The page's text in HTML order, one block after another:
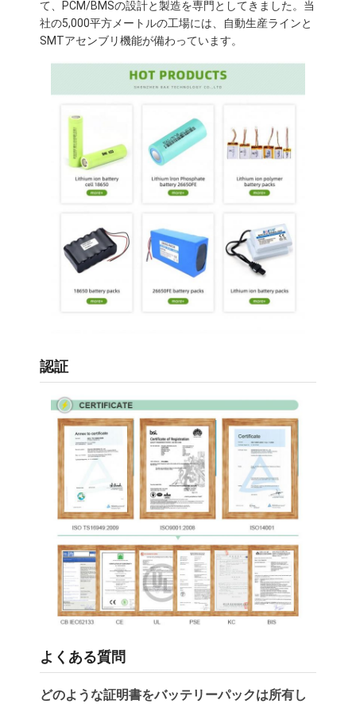
わたしたち に つい て
工場見学
連絡 ください
ニュース
今雑談しなさい
リチウム イオン電池のパック
LiFePO4 バッテリーパック
ディープサイクルバッテリー
BMS PCB PCM
カスタマイズされたバッテリーパック
eのバイク電池のパック
UPSリチウム電池
ニッケル金属ヒドリド電池パック
充電式リチウムイオンバッテリー
リチウム イオン電池の充電器
て、PCM/BMSの設計と製造を専門としてきました。当
社の5,000平方メートルの工場には、自動生産ラインと
SMTアセンブリ機能が備わっています。
認証
よくある質問
どのような証明書をバッテリーパックは所有し